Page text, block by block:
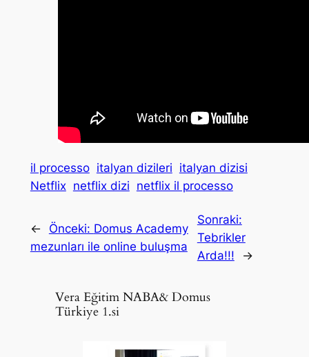
il processo italyan dizileri italyan dizisi
Netflix netflix dizi netflix il processo
← Önceki: Domus Academy
mezunları ile online buluşma
Sonraki:
Tebrikler
Arda!!!
→
Vera Eğitim NABA& Domus
Türkiye 1.si